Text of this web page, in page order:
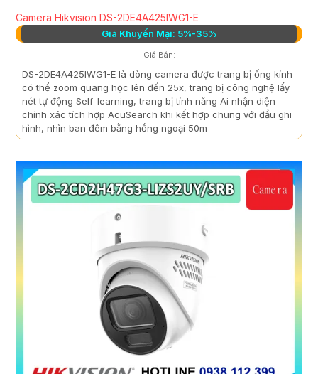
Camera Hikvision DS-2DE4A425IWG1-E
Giá Khuyến Mại: 5%-35%
Giá Bán:
DS-2DE4A425IWG1-E là dòng camera được trang bị ống kính
có thể zoom quang học lên đến 25x, trang bị công nghệ lấy
nét tự động Self-learning, trang bị tính năng Ai nhận diện
chính xác tích hợp AcuSearch khi kết hợp chung với đầu ghi
hình, nhìn ban đêm bằng hồng ngoại 50m